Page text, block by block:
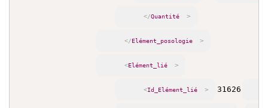
</Quantité >
</Elément_posologie >
<Elément_lié >
<Id_Elément_lié > 31626